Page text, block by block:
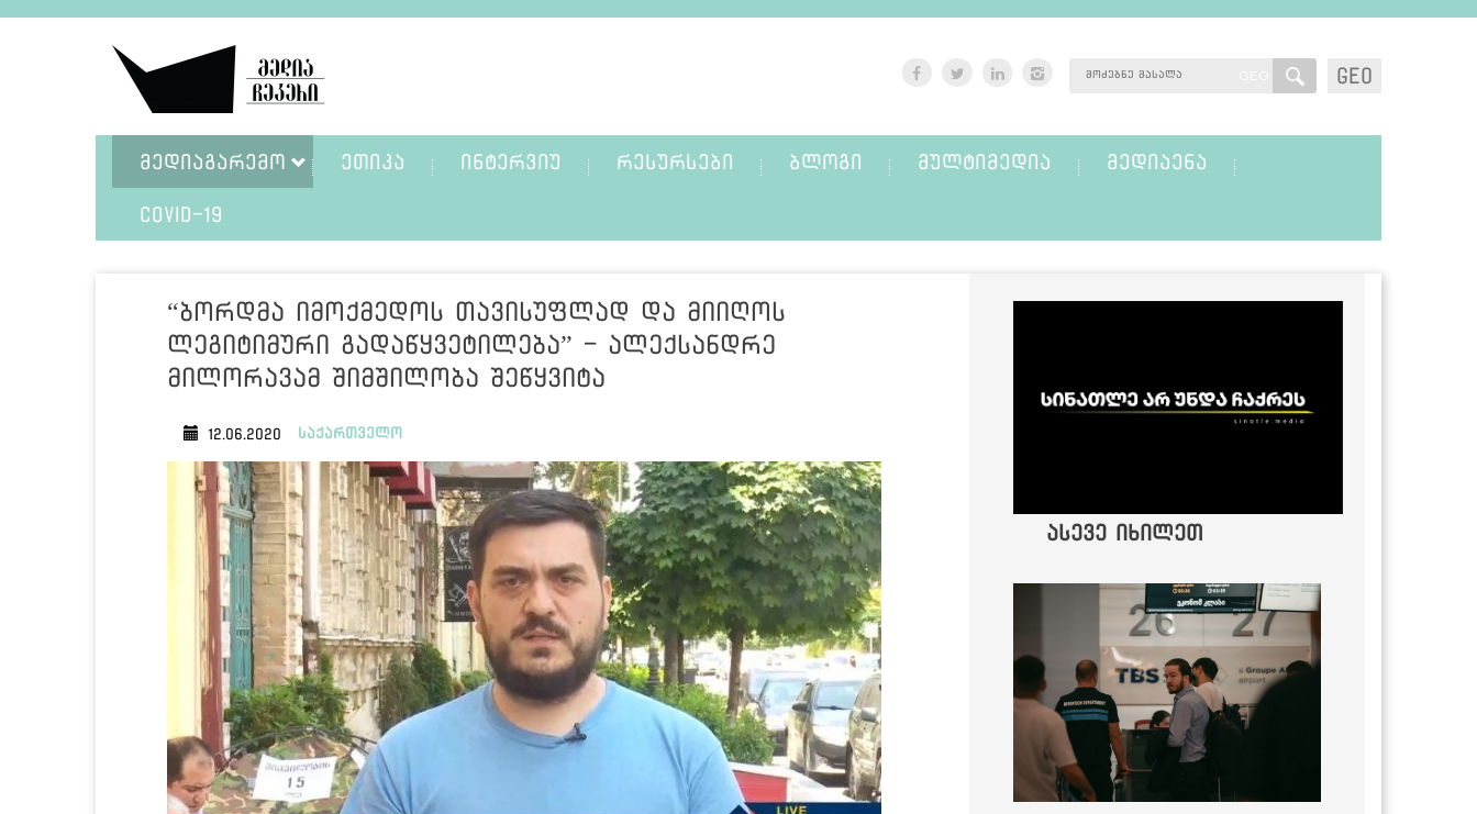
GEO
ᲛᲔᲓᲘᲐᲒᲐᲠᲔᲛᲝ ᲔᲗᲘᲙᲐ ᲘᲜᲢᲔᲠᲕᲘᲣ ᲠᲔᲡᲣᲠᲡᲔᲑᲘ ᲑᲚᲝᲒᲘ ᲛᲣᲚᲢᲘᲛᲔᲓᲘᲐ ᲛᲔᲓᲘᲐᲔᲜᲐ
COVID-19
“ბორდმა იმოქმედოს თავისუფლად და მიიღოს
ლეგიტიმური გადაწყვეტილება” - ალექსანდრე
მილორავამ შიმშილობა შეწყვიტა
12.06.2020 საქართველო
ასევე იხილეთ